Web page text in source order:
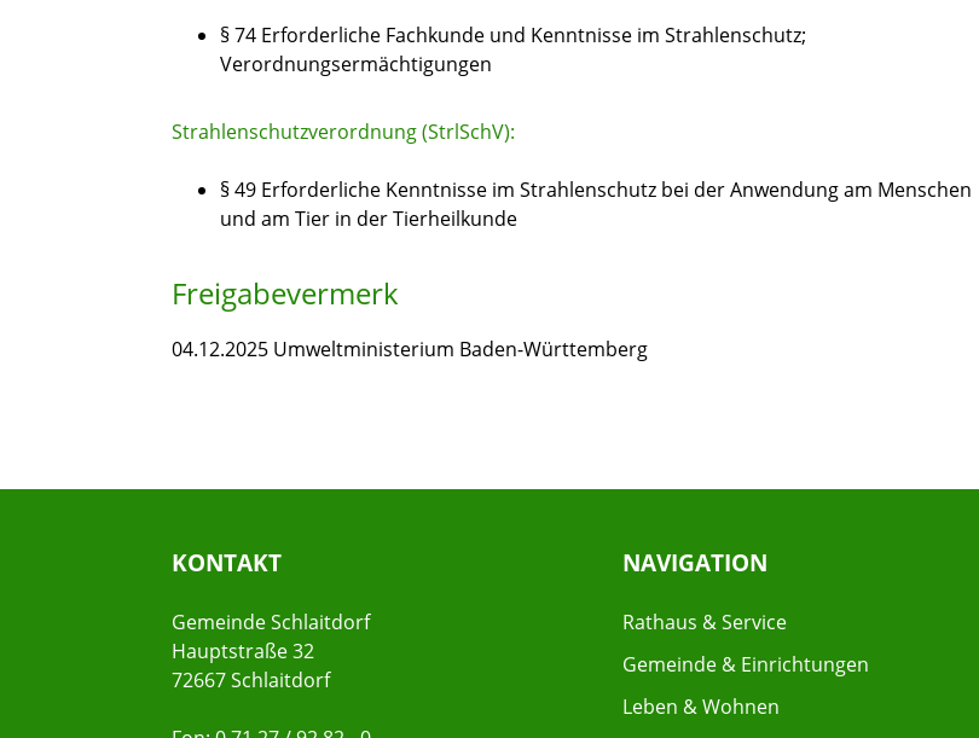
§ 74 Erforderliche Fachkunde und Kenntnisse im Strahlenschutz;
Verordnungsermächtigungen
Strahlenschutzverordnung (StrlSchV):
§ 49 Erforderliche Kenntnisse im Strahlenschutz bei der Anwendung am Menschen
und am Tier in der Tierheilkunde
Freigabevermerk
04.12.2025 Umweltministerium Baden-Württemberg
KONTAKT
Gemeinde Schlaitdorf
Hauptstraße 32
72667 Schlaitdorf
NAVIGATION
Rathaus & Service
Gemeinde & Einrichtungen
Leben & Wohnen